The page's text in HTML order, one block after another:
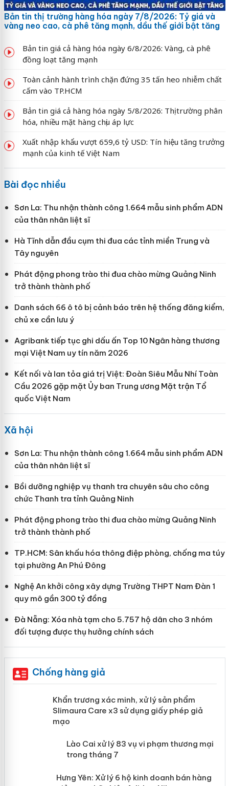
Bản tin thị trường hàng hóa ngày 7/8/2026: Tỷ giá và
vàng neo cao, cà phê tăng mạnh, dầu thế giới bật tăng
Bản tin giá cả hàng hóa ngày 6/8/2026: Vàng, cà phê
đồng loạt tăng mạnh
Toàn cảnh hành trình chặn đứng 35 tấn heo nhiễm chất
cấm vào TP.HCM
Bản tin giá cả hàng hóa ngày 5/8/2026: Thị trường phân
hóa, nhiều mặt hàng chịu áp lực
Xuất nhập khẩu vượt 659,6 tỷ USD: Tín hiệu tăng trưởng
mạnh của kinh tế Việt Nam
Bài đọc nhiều
Sơn La: Thu nhận thành công 1.664 mẫu sinh phẩm ADN
của thân nhân liệt sĩ
Hà Tĩnh dẫn đầu cụm thi đua các tỉnh miền Trung và
Tây nguyên
Phát động phong trào thi đua chào mừng Quảng Ninh
trở thành thành phố
Danh sách 66 ô tô bị cảnh báo trên hệ thống đăng kiểm,
chủ xe cần lưu ý
Agribank tiếp tục ghi dấu ấn Top 10 Ngân hàng thương
mại Việt Nam uy tín năm 2026
Kết nối và lan tỏa giá trị Việt: Đoàn Siêu Mẫu Nhí Toàn
Cầu 2026 gặp mặt Ủy ban Trung ương Mặt trận Tổ
quốc Việt Nam
Xã hội
Sơn La: Thu nhận thành công 1.664 mẫu sinh phẩm ADN
của thân nhân liệt sĩ
Bồi dưỡng nghiệp vụ thanh tra chuyên sâu cho công
chức Thanh tra tỉnh Quảng Ninh
Phát động phong trào thi đua chào mừng Quảng Ninh
trở thành thành phố
TP.HCM: Sân khấu hóa thông điệp phòng, chống ma túy
tại phường An Phú Đông
Nghệ An khởi công xây dựng Trường THPT Nam Đàn 1
quy mô gần 300 tỷ đồng
Đà Nẵng: Xóa nhà tạm cho 5.757 hộ dân cho 3 nhóm
đối tượng được thụ hưởng chính sách
Chống hàng giả
Khẩn trương xác minh, xử lý sản phẩm
Slimaura Care x3 sử dụng giấy phép giả
mạo
Lào Cai xử lý 83 vụ vi phạm thương
mại trong tháng 7